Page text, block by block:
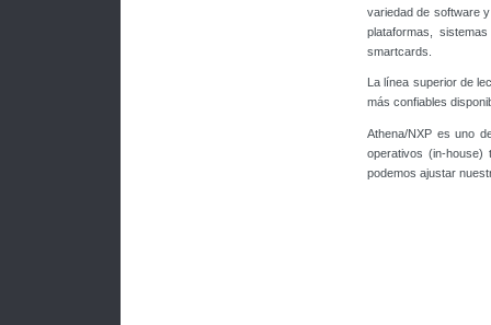
variedad de software
plataformas,
smartcards.
La línea superior de
más confiables
Athena/NXP es uno
operativos (in-
podemos ajustar